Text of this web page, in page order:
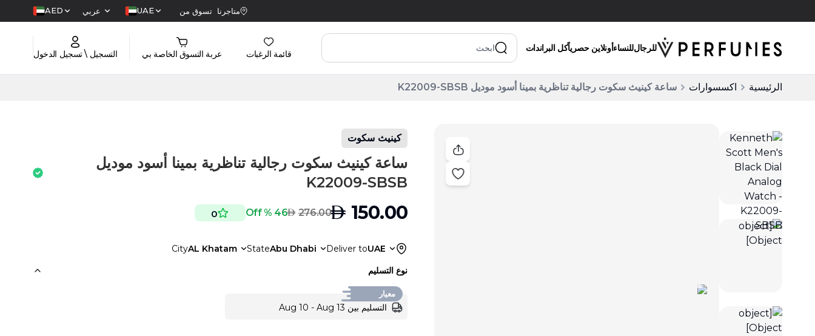
متاجرنا تسوق من UAE عربي AED
للرجالللنساءأونلاين حصرياًكل البراندات
قائمة الرغبات عربة التسوق الخاصة بي التسجيل \ تسجيل الدخول
الرئيسية اكسسوارات ساعة كينيث سكوت رجالية تناظرية بمينا أسود موديل K22009-SBSB
كينيث سكوت
ساعة كينيث سكوت رجالية تناظرية بمينا أسود موديل
K22009-SBSB
AED 150.00
AED 276.00
46 % Off
0
Deliver toUAE
StateAbu Dhabi
CityAL Khatam
نوع التسليم
معيار
التسليم بين Aug 10 - Aug 13